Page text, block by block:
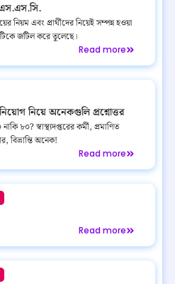
এস.এস.সি.
নিয়ম এবং প্রার্থীদের নিয়েই সম্পন্ন হওয়া
জটিল করে তুলেছে।
Read more
নিয়ে অনেকগুলি প্রশ্নোত্তর
৮০? স্বাস্থ্যদপ্তরের কর্মী, প্রমাণিত
বিভ্রান্তি অনেক!
Read more
Read more